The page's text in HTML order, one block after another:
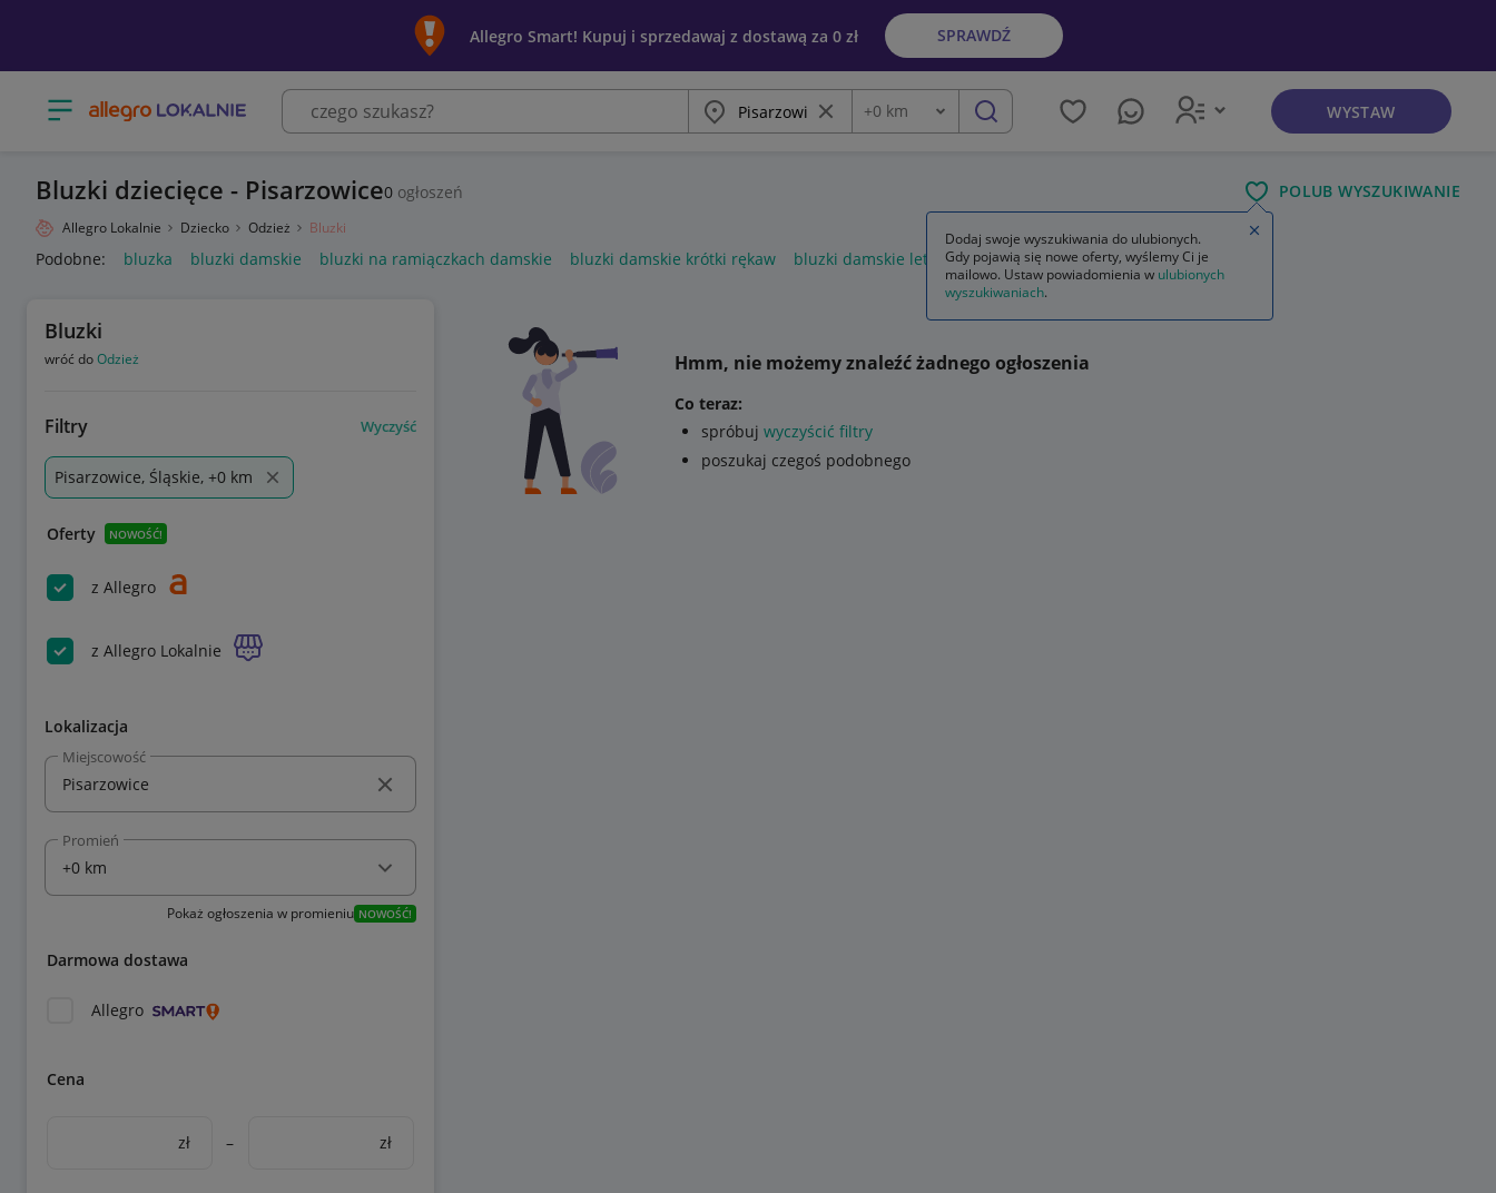
Allegro Smart! Kupuj i sprzedawaj z dostawą za 0 zł SPRAWDŹ
Otwórz menu z kategoriami Miasto Wyczyść frazę
Odległość
+0 km szukaj WYSTAW
Bluzki dziecięce - Pisarzowice0 ogłoszeń POLUB WYSZUKIWANIE
Allegro Lokalnie Dziecko Odzież Bluzki
Podobne: bluzka bluzki damskie bluzki na ramiączkach damskie bluzki damskie krótki rękaw bluzki damskie letnie
Bluzki
wróć doOdzież
Filtry Wyczyść
Pisarzowice, Śląskie, +0 km
Oferty NOWOŚĆ!
z Allegro
z Allegro Lokalnie
Lokalizacja
Miejscowość
Promień
Pokaż ogłoszenia w promieniu NOWOŚĆ!
Darmowa dostawa
Allegro
Cena
zł – zł
Hmm, nie możemy znaleźć żadnego ogłoszenia
Co teraz:
spróbuj wyczyścić filtry
poszukaj czegoś podobnego
Dodaj swoje wyszukiwania do ulubionych.
Gdy pojawią się nowe oferty, wyślemy Ci je
mailowo. Ustaw powiadomienia w ulubionych
wyszukiwaniach.
Zamknij wskazówkę